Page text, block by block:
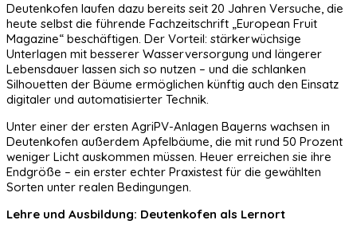
Deutenkofen laufen dazu bereits seit 20 Jahren Versuche, die
heute selbst die führende Fachzeitschrift „European Fruit
Magazine“ beschäftigen. Der Vorteil: stärkerwüchsige
Unterlagen mit besserer Wasserversorgung und längerer
Lebensdauer lassen sich so nutzen – und die schlanken
Silhouetten der Bäume ermöglichen künftig auch den Einsatz
digitaler und automatisierter Technik.
Unter einer der ersten AgriPV-Anlagen Bayerns wachsen in
Deutenkofen außerdem Apfelbäume, die mit rund 50 Prozent
weniger Licht auskommen müssen. Heuer erreichen sie ihre
Endgröße – ein erster echter Praxistest für die gewählten
Sorten unter realen Bedingungen.
Lehre und Ausbildung: Deutenkofen als Lernort